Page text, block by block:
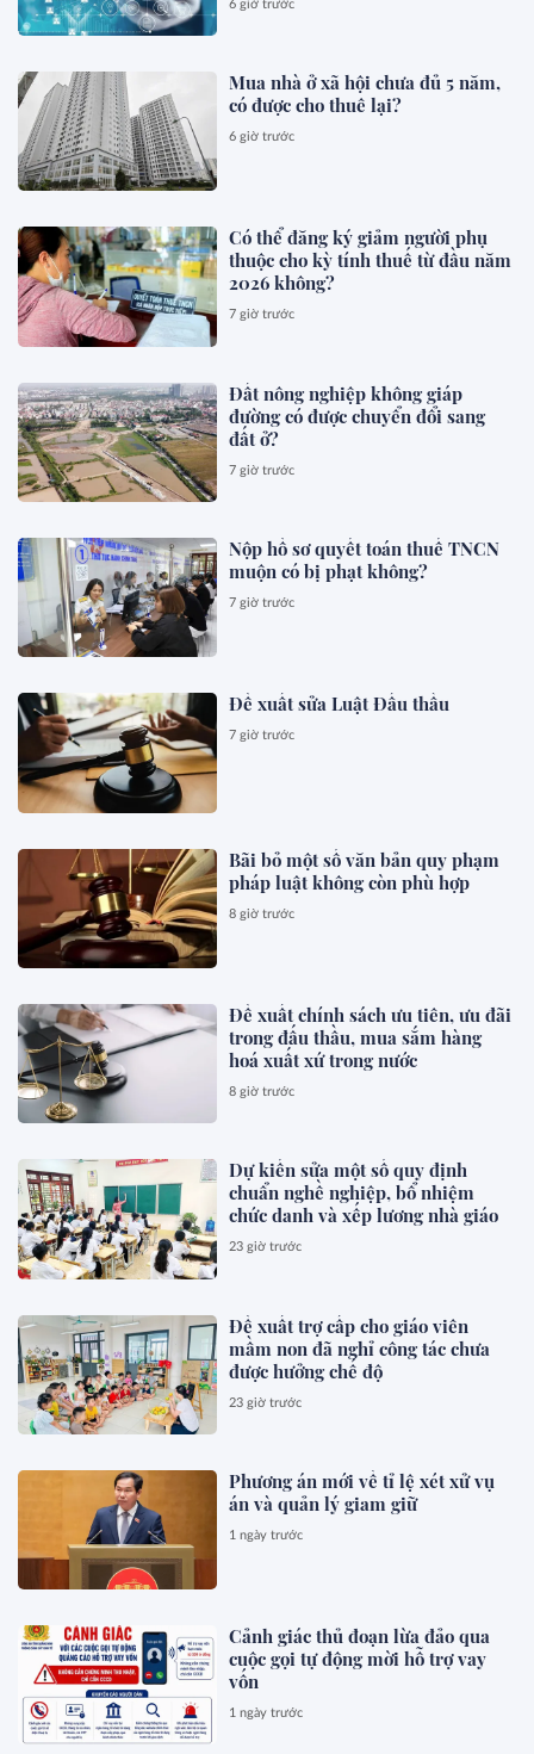
6 giờ trước
Mua nhà ở xã hội chưa đủ 5 năm,
có được cho thuê lại?
6 giờ trước
Có thể đăng ký giảm người phụ
thuộc cho kỳ tính thuế từ đầu năm
2026 không?
7 giờ trước
Đất nông nghiệp không giáp
đường có được chuyển đổi sang
đất ở?
7 giờ trước
Nộp hồ sơ quyết toán thuế TNCN
muộn có bị phạt không?
7 giờ trước
Đề xuất sửa Luật Đấu thầu
7 giờ trước
Bãi bỏ một số văn bản quy phạm
pháp luật không còn phù hợp
8 giờ trước
Đề xuất chính sách ưu tiên, ưu đãi
trong đấu thầu, mua sắm hàng
hoá xuất xứ trong nước
8 giờ trước
Dự kiến sửa một số quy định
chuẩn nghề nghiệp, bổ nhiệm
chức danh và xếp lương nhà giáo
23 giờ trước
Đề xuất trợ cấp cho giáo viên
mầm non đã nghỉ công tác chưa
được hưởng chế độ
23 giờ trước
Phương án mới về tỉ lệ xét xử vụ
án và quản lý giam giữ
1 ngày trước
Cảnh giác thủ đoạn lừa đảo qua
cuộc gọi tự động mời hỗ trợ vay
vốn
1 ngày trước